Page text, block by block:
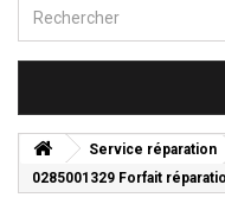
Service réparation
0285001329 Forfait